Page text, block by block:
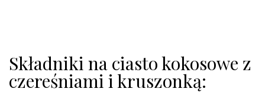
Składniki na ciasto kokosowe z
czereśniami i kruszonką: